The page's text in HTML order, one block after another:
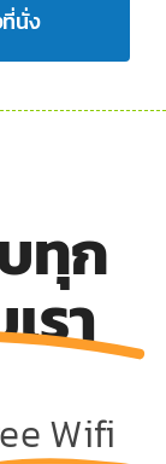
นั่ง
ทุก
รา
Wifi